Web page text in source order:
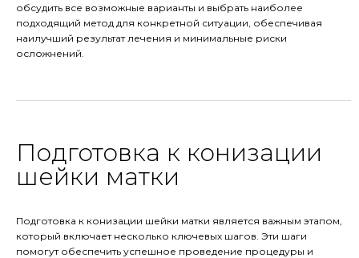
обсудить все возможные варианты и выбрать наиболее
подходящий метод для конкретной ситуации, обеспечивая
наилучший результат лечения и минимальные риски
осложнений.
Подготовка к конизации
шейки матки
Подготовка к конизации шейки матки является важным этапом,
который включает несколько ключевых шагов. Эти шаги
помогут обеспечить успешное проведение процедуры и